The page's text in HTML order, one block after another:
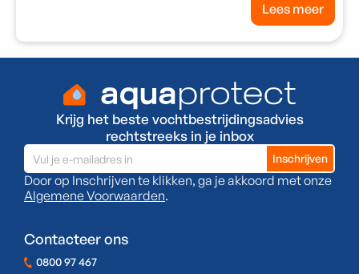
Lees meer
Krijg het beste vochtbestrijdingsadvies
rechtstreeks in je inbox
Door op Inschrijven te klikken, ga je akkoord met onze
Algemene Voorwaarden.
Contacteer ons
0800 97 467